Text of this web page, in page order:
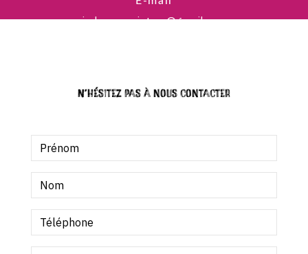
jadecorspeinture@gmail.com
N'hésitez pas à nous contacter